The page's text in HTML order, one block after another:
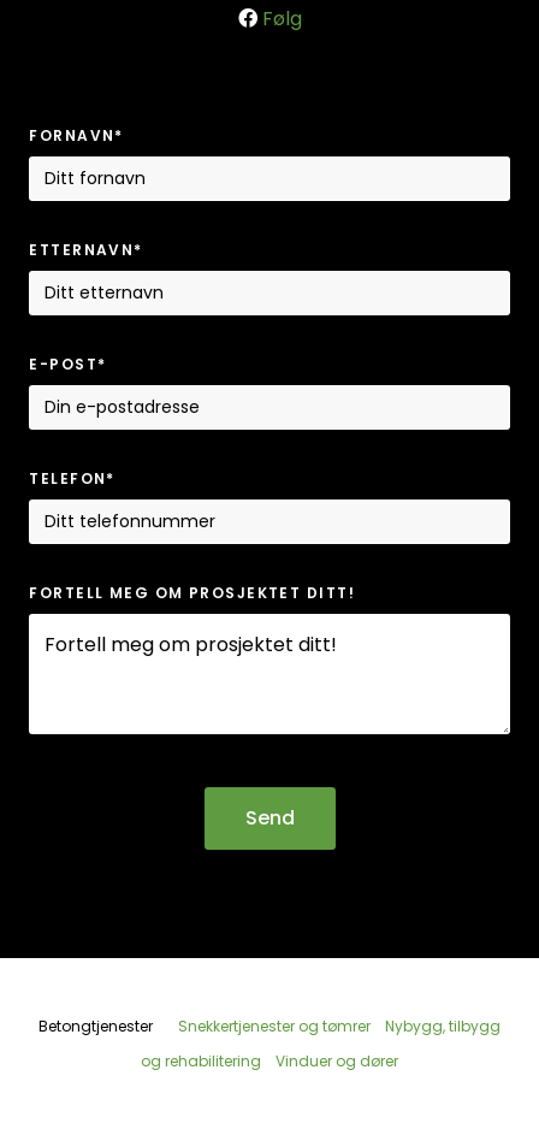
 Følg
FORNAVN*
ETTERNAVN*
E-POST*
TELEFON*
FORTELL MEG OM PROSJEKTET DITT!
Betongtjenester Snekkertjenester og tømrer
Nybygg, tilbygg
og rehabilitering
Vinduer og dører